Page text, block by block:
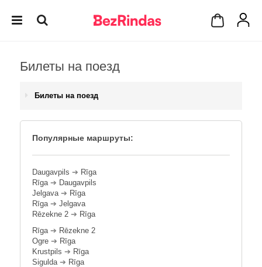
Билеты на поезд
Билеты на поезд
Популярные маршруты:
Daugavpils ➔ Rīga
Rīga➔ Daugavpils
Jelgava➔ Rīga
Rīga➔ Jelgava
Rēzekne 2 ➔ Rīga
Rīga➔ Rēzekne 2
Ogre ➔ Rīga
Krustpils ➔ Rīga
Sigulda➔ Rīga